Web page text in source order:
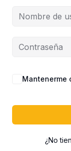
Mantenerme
¿No